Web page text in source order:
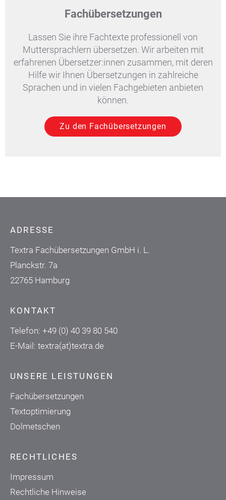
Fachübersetzungen
Lassen Sie ihre Fachtexte professionell von
Muttersprachlern übersetzen. Wir arbeiten mit
erfahrenen Übersetzer:innen zusammen, mit deren
Hilfe wir Ihnen Übersetzungen in zahlreiche
Sprachen und in vielen Fachgebieten anbieten
können.
Zu den Fachübersetzungen
ADRESSE
Textra Fachübersetzungen GmbH i. L.
Planckstr. 7a
22765 Hamburg
KONTAKT
Telefon: +49 (0) 40 39 80 540
E-Mail: textra(at)textra.de
UNSERE LEISTUNGEN
Fachübersetzungen
Textoptimierung
Dolmetschen
RECHTLICHES
Impressum
Rechtliche Hinweise